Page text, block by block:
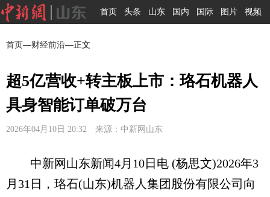
首页 头条 山东 国内 国际 图片 视频
首页—财经前沿—正文
超5亿营收+转主板上市：珞石机器人
具身智能订单破万台
2026年04月10日 20:32 来源：中新网山东
中新网山东新闻4月10日电 (杨思文)2026年3
月31日，珞石(山东)机器人集团股份有限公司向